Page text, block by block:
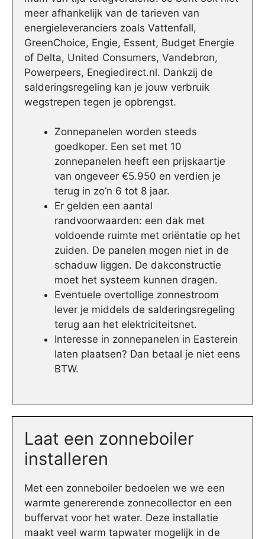
meer afhankelijk van de tarieven van
energieleveranciers zoals Vattenfall,
GreenChoice, Engie, Essent, Budget Energie
of Delta, United Consumers, Vandebron,
Powerpeers, Enegiedirect.nl. Dankzij de
salderingsregeling kan je jouw verbruik
wegstrepen tegen je opbrengst.
Zonnepanelen worden steeds
goedkoper. Een set met 10
zonnepanelen heeft een prijskaartje
van ongeveer €5.950 en verdien je
terug in zo’n 6 tot 8 jaar.
Er gelden een aantal
randvoorwaarden: een dak met
voldoende ruimte met oriëntatie op het
zuiden. De panelen mogen niet in de
schaduw liggen. De dakconstructie
moet het systeem kunnen dragen.
Eventuele overtollige zonnestroom
lever je middels de salderingsregeling
terug aan het elektriciteitsnet.
Interesse in zonnepanelen in Easterein
laten plaatsen? Dan betaal je niet eens
BTW.
Laat een zonneboiler
installeren
Met een zonneboiler bedoelen we we een
warmte genererende zonnecollector en een
buffervat voor het water. Deze installatie
maakt veel warm tapwater mogelijk in de